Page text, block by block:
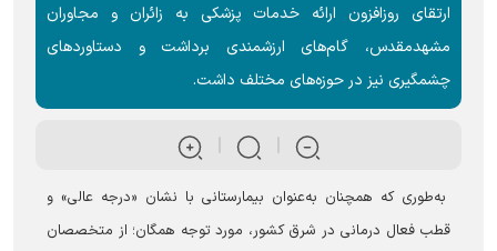
ارتقای روزافزون ارائه خدمات پزشکی به زائران و مجاوران
مشهدمقدس، گام‌های ارزشمندی برداشت و دستاوردهای
چشمگیری نیز در حوزه‌های مختلف داشت.
به‌طوری که همچنان به‌عنوان بیمارستانی با نشان «درجه عالی» و
قطب فعال درمانی در شرق کشور، مورد توجه همگان؛ از متخصصان